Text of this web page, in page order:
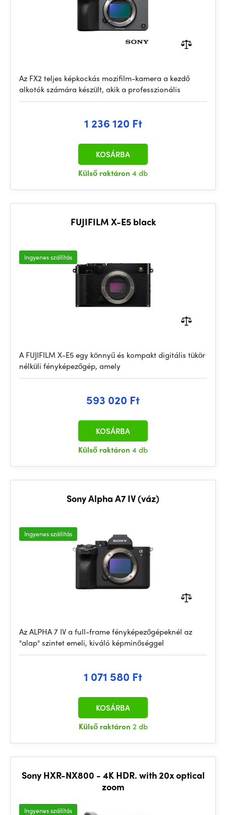
Az FX2 teljes képkockás mozifilm-kamera a kezdő
alkotók számára készült, akik a professzionális
1 236 120 Ft
Külső raktáron 4 db
KOSÁRBA
FUJIFILM X-E5 black
Ingyenes szállítás
A FUJIFILM X-E5 egy könnyű és kompakt digitális tükör
nélküli fényképezőgép, amely
593 020 Ft
Külső raktáron 4 db
KOSÁRBA
Sony Alpha A7 IV (váz)
Ingyenes szállítás
Az ALPHA 7 IV a full-frame fényképezőgépeknél az
"alap" szintet emeli, kiváló képminőséggel
1 071 580 Ft
Külső raktáron 2 db
KOSÁRBA
Sony HXR-NX800 - 4K HDR. with 20x optical
zoom
Ingyenes szállítás